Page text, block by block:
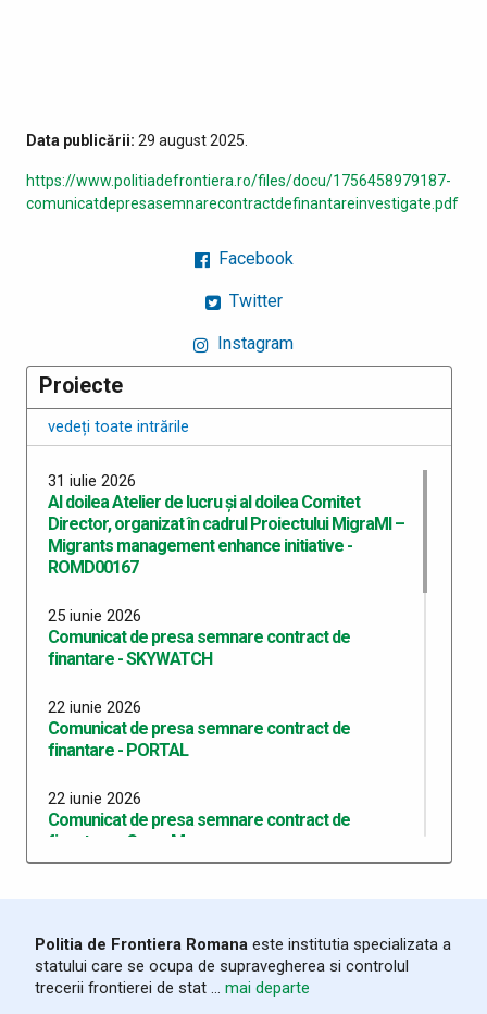
Data publicării: 29 august 2025.
https://www.politiadefrontiera.ro/files/docu/1756458979187-
comunicatdepresasemnarecontractdefinantareinvestigate.pdf
Facebook
Twitter
Instagram
Proiecte
vedeți toate intrările
31 iulie 2026
Al doilea Atelier de lucru și al doilea Comitet
Director, organizat în cadrul Proiectului MigraMI –
Migrants management enhance initiative -
ROMD00167
25 iunie 2026
Comunicat de presa semnare contract de
finantare - SKYWATCH
22 iunie 2026
Comunicat de presa semnare contract de
finantare - PORTAL
22 iunie 2026
Comunicat de presa semnare contract de
finantare - CrossMove
03 iunie 2026
Comunicat de presa - primul atelier de lucru si
comitet director 2 - InvestiGate
Politia de Frontiera Romana este institutia specializata a
statului care se ocupa de supravegherea si controlul
trecerii frontierei de stat ... mai departe